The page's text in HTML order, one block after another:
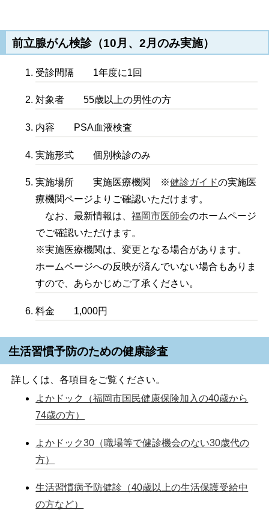
前立腺がん検診（10月、2月のみ実施）
受診間隔 1年度に1回
対象者 55歳以上の男性の方
内容 PSA血液検査
実施形式 個別検診のみ
実施場所 実施医療機関 ※健診ガイドの実施医
療機関ページよりご確認いただけます。
なお、最新情報は、福岡市医師会のホームページ
でご確認いただけます。
※実施医療機関は、変更となる場合があります。
ホームページへの反映が済んでいない場合もありま
すので、あらかじめご了承ください。
料金 1,000円
生活習慣予防のための健康診査
詳しくは、各項目をご覧ください。
よかドック（福岡市国民健康保険加入の40歳から
74歳の方）
よかドック30（職場等で健診機会のない30歳代の
方）
生活習慣病予防健診（40歳以上の生活保護受給中
の方など）